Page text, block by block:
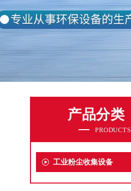
产品分类
PRODUCTS
工业粉尘收集设备